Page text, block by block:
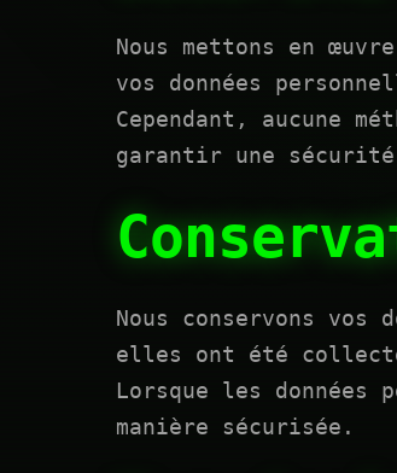
Nous mettons en
vos données
Cependant, aucune
garantir une sécurité
Nous conservons
elles ont été
Lorsque les données
manière sécurisée.